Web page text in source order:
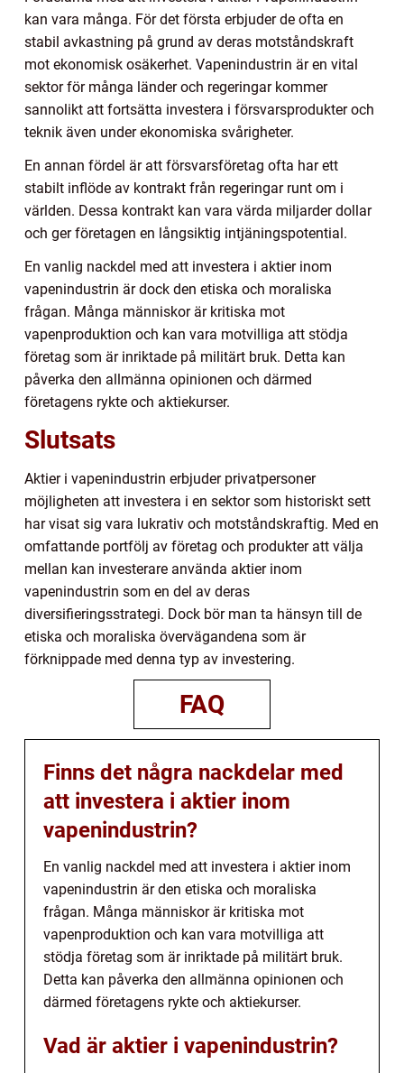
kan vara många. För det första erbjuder de ofta en
stabil avkastning på grund av deras motståndskraft
mot ekonomisk osäkerhet. Vapenindustrin är en vital
sektor för många länder och regeringar kommer
sannolikt att fortsätta investera i försvarsprodukter och
teknik även under ekonomiska svårigheter.
En annan fördel är att försvarsföretag ofta har ett
stabilt inflöde av kontrakt från regeringar runt om i
världen. Dessa kontrakt kan vara värda miljarder dollar
och ger företagen en långsiktig intjäningspotential.
En vanlig nackdel med att investera i aktier inom
vapenindustrin är dock den etiska och moraliska
frågan. Många människor är kritiska mot
vapenproduktion och kan vara motvilliga att stödja
företag som är inriktade på militärt bruk. Detta kan
påverka den allmänna opinionen och därmed
företagens rykte och aktiekurser.
Slutsats
Aktier i vapenindustrin erbjuder privatpersoner
möjligheten att investera i en sektor som historiskt sett
har visat sig vara lukrativ och motståndskraftig. Med en
omfattande portfölj av företag och produkter att välja
mellan kan investerare använda aktier inom
vapenindustrin som en del av deras
diversifieringsstrategi. Dock bör man ta hänsyn till de
etiska och moraliska övervägandena som är
förknippade med denna typ av investering.
FAQ
Finns det några nackdelar med
att investera i aktier inom
vapenindustrin?
En vanlig nackdel med att investera i aktier inom
vapenindustrin är den etiska och moraliska
frågan. Många människor är kritiska mot
vapenproduktion och kan vara motvilliga att
stödja företag som är inriktade på militärt bruk.
Detta kan påverka den allmänna opinionen och
därmed företagens rykte och aktiekurser.
Vad är aktier i vapenindustrin?